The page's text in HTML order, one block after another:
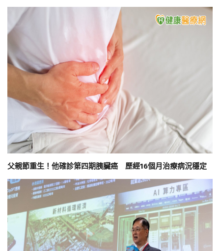
父親節重生！他確診第四期胰臟癌 歷經16個月治療病況穩定